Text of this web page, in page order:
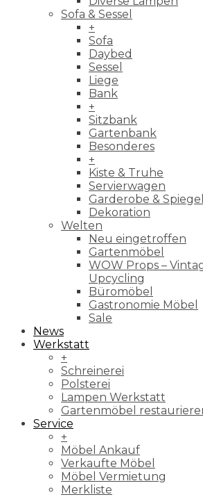
Sofa & Sessel
+
Sofa
Daybed
Sessel
Liege
Bank
+
Sitzbank
Gartenbank
Besonderes
+
Kiste & Truhe
Servierwagen
Garderobe & Spiegel
Dekoration
Welten
Neu eingetroffen
Gartenmöbel
WOW Props –
Upcycling
Büromöbel
Gastronomie Möbel
Sale
News
Werkstatt
+
Schreinerei
Polsterei
Lampen Werkstatt
Gartenmöbel
Service
+
Möbel Ankauf
Verkaufte Möbel
Möbel Vermietung
Merkliste